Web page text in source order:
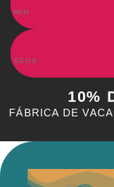
10%
MIN
SEGS